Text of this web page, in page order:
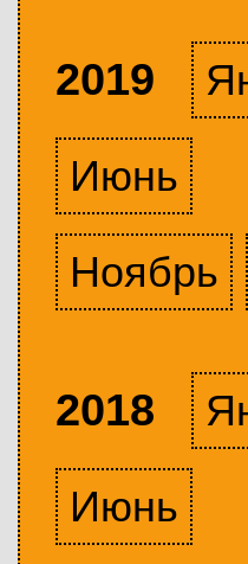
2019
Июнь
Ноябрь
2018
Июнь